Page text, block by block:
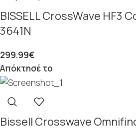
BISSELL CrossWave HF3
3641N
299.99€
Απόκτησέ το
Bissell Crosswave